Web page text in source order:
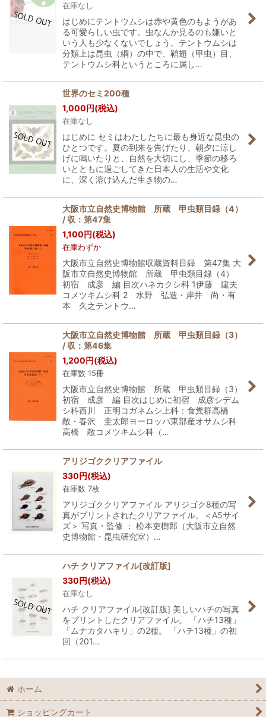
在庫なし
はじめにテントウムシは赤や黄色のもようがあ
る可愛らしい虫です。虫なんか見るのも嫌いと
いう人も少なくないでしょう。テントウムシは
分類上は昆虫（綱）の中で、鞘翅（甲虫）目、
テントウムシ科というところに属し…
世界のセミ200種
1,000円(税込)
在庫なし
はじめに セミはわたしたちに最も身近な昆虫の
ひとつです。夏の到来を告げたり、朝夕に涼し
げに鳴いたりと、自然を大切にし、季節の移ろ
いとともに過ごしてきた日本人の生活や文化
に、深く溶け込んだ生き物の…
大阪市立自然史博物館 所蔵 甲虫類目録（4）
/ 収：第47集
1,100円(税込)
在庫わずか
大阪市立自然史博物館収蔵資料目録 第47集 大
阪市立自然史博物館 所蔵 甲虫類目録（4）
初宿 成彦 編 目次ハネカクシ科 1伊藤 建夫
コメツキムシ科 2 水野 弘造・岸井 尚・有
本 久之テントウ…
大阪市立自然史博物館 所蔵 甲虫類目録（3）
/ 収：第46集
1,200円(税込)
在庫数 15冊
大阪市立自然史博物館 所蔵 甲虫類目録（3）
初宿 成彦 編 目次はじめに初宿 成彦シデム
シ科西川 正明コガネムシ上科：食糞群高橋
敞・春沢 圭太郎ヨーロッパ東部産オサムシ科
高橋 敞コメツキムシ科（…
アリジゴククリアファイル
330円(税込)
在庫数 7枚
アリジゴククリアファイル アリジゴク8種の写
真がプリントされたクリアファイル。＜A5サイ
ズ＞ 写真・監修 ： 松本吏樹郎（大阪市立自然
史博物館・昆虫研究室）…
ハチ クリアファイル[改訂版]
330円(税込)
在庫なし
ハチ クリアファイル[改訂版] 美しいハチの写真
をプリントしたクリアファイル。 「ハチ13種」
「ムナカタハキリ」の2種。 「ハチ13種」の初
回（201…
ホーム
ショッピングカート